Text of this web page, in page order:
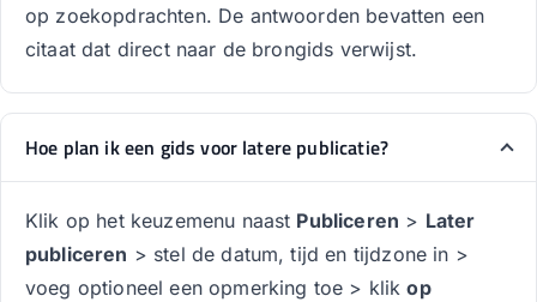
op zoekopdrachten. De antwoorden bevatten een
citaat dat direct naar de brongids verwijst.
Hoe plan ik een gids voor latere publicatie?
Klik op het keuzemenu naast Publiceren > Later
publiceren > stel de datum, tijd en tijdzone in >
voeg optioneel een opmerking toe > klikop